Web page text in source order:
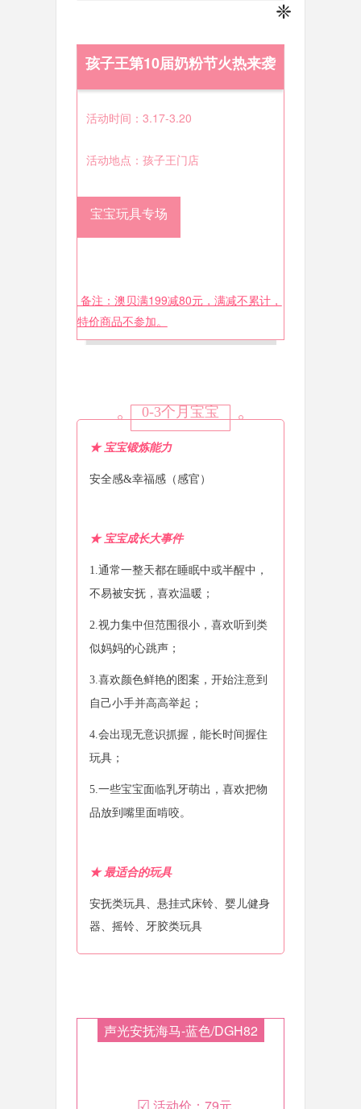
❈
孩子王第10届奶粉节火热来袭
活动时间：3.17-3.20
活动地点：孩子王门店
宝宝玩具专场
备注：澳贝满199减80元，满减不累计，
特价商品不参加。
0-3个月宝宝
★ 宝宝锻炼能力
安全感&幸福感（感官）
★ 宝宝成长大事件
1.通常一整天都在睡眠中或半醒中，
不易被安抚，喜欢温暖；
2.视力集中但范围很小，喜欢听到类
似妈妈的心跳声；
3.喜欢颜色鲜艳的图案，开始注意到
自己小手并高高举起；
4.会出现无意识抓握，能长时间握住
玩具；
5.一些宝宝面临乳牙萌出，喜欢把物
品放到嘴里面啃咬。
★ 最适合的玩具
安抚类玩具、悬挂式床铃、婴儿健身
器、摇铃、牙胶类玩具
声光安抚海马-蓝色/DGH82
☑